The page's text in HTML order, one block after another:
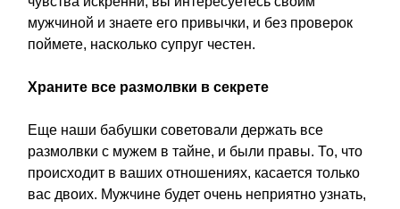
мужчиной и знаете его привычки, и без проверок
поймете, насколько супруг честен.
Храните все размолвки в секрете
Еще наши бабушки советовали держать все
размолвки с мужем в тайне, и были правы. То, что
происходит в ваших отношениях, касается только
вас двоих. Мужчине будет очень неприятно узнать,